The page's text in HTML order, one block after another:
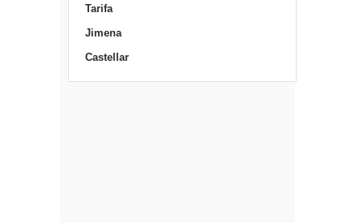
Tarifa
Jimena
Castellar